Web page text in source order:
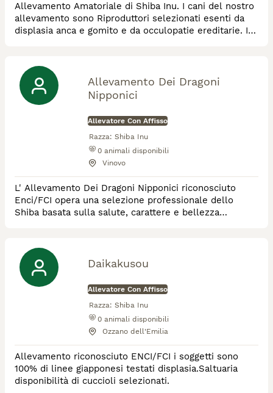
Allevamento Amatoriale di Shiba Inu. I cani del nostro
allevamento sono Riproduttori selezionati esenti da
displasia anca e gomito e da occulopatie ereditarie. I
sviluppare regolarmente il loro apparato cognitivo. Al
momento della consegna verrà fornita una " dote"
comprensiva del cibo necessario
Allevamento Dei Dragoni
Nipponici
Allevatore Con Affisso
Razza: Shiba Inu
0 animali disponibili
Vinovo
L' Allevamento Dei Dragoni Nipponici riconosciuto
Enci/FCI opera una selezione professionale dello
Shiba basata sulla salute, carattere e bellezza
Ghiuta.
Daikakusou
Allevatore Con Affisso
Razza: Shiba Inu
0 animali disponibili
Ozzano dell'Emilia
Allevamento riconosciuto ENCI/FCI i soggetti sono
100% di linee giapponesi testati displasia.Saltuaria
disponibilità di cuccioli selezionati.